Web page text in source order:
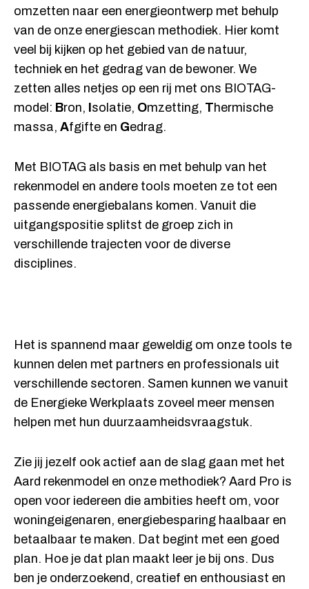
omzetten naar een energieontwerp met behulp
van de onze energiescan methodiek. Hier komt
veel bij kijken op het gebied van de natuur,
techniek en het gedrag van de bewoner. We
zetten alles netjes op een rij met ons BIOTAG-
model: Bron, Isolatie, Omzetting, Thermische
massa, Afgifte en Gedrag.
Met BIOTAG als basis en met behulp van het
rekenmodel en andere tools moeten ze tot een
passende energiebalans komen. Vanuit die
uitgangspositie splitst de groep zich in
verschillende trajecten voor de diverse
disciplines.
Het is spannend maar geweldig om onze tools te
kunnen delen met partners en professionals uit
verschillende sectoren. Samen kunnen we vanuit
de Energieke Werkplaats zoveel meer mensen
helpen met hun duurzaamheidsvraagstuk.
Zie jij jezelf ook actief aan de slag gaan met het
Aard rekenmodel en onze methodiek? Aard Pro is
open voor iedereen die ambities heeft om, voor
woningeigenaren, energiebesparing haalbaar en
betaalbaar te maken. Dat begint met een goed
plan. Hoe je dat plan maakt leer je bij ons. Dus
ben je onderzoekend, creatief en enthousiast en